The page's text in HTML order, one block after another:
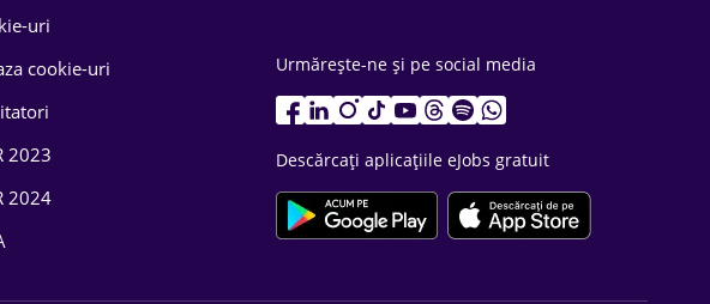
uri
cookie-uri
2023
2024
Urmărește-ne și pe social media
Descărcați aplicațiile eJobs gratuit